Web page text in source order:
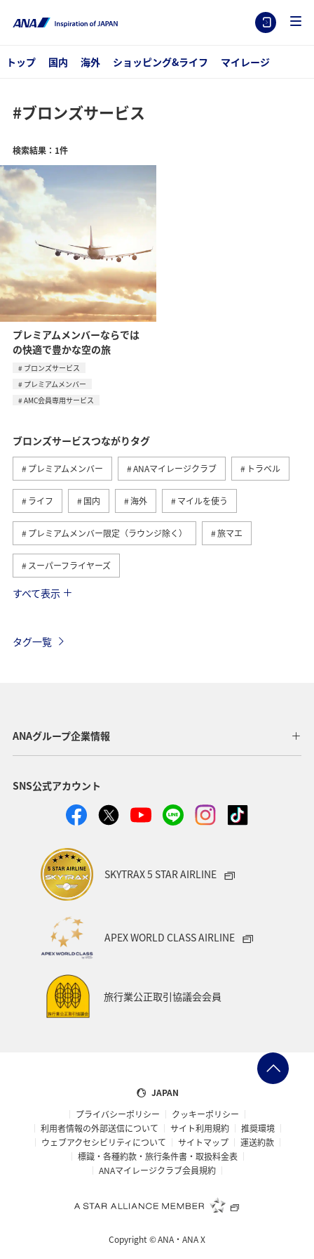
トップ 国内 海外 ショッピング&ライフ マイレージ
#ブロンズサービス
検索結果：1件
プレミアムメンバーならでは
の快適で豊かな空の旅
ブロンズサービス
プレミアムメンバー
AMC会員専用サービス
ブロンズサービスつながりタグ
プレミアムメンバー ANAマイレージクラブ トラベル
ライフ 国内 海外 マイルを使う
プレミアムメンバー限定（ラウンジ除く） 旅マエ
スーパーフライヤーズ
旅ナカ
すべて表示
タグ一覧
ANAグループ企業情報
SNS公式アカウント
SKYTRAX 5 STAR AIRLINE
APEX WORLD CLASS AIRLINE
旅行業公正取引協議会会員
JAPAN
プライバシーポリシー
クッキーポリシー
利用者情報の外部送信について
サイト利用規約
推奨環境
ウェブアクセシビリティについて
サイトマップ
運送約款
標識・各種約款・旅行条件書・取扱料金表
ANAマイレージクラブ会員規約
Copyright ©ANA・ANA X